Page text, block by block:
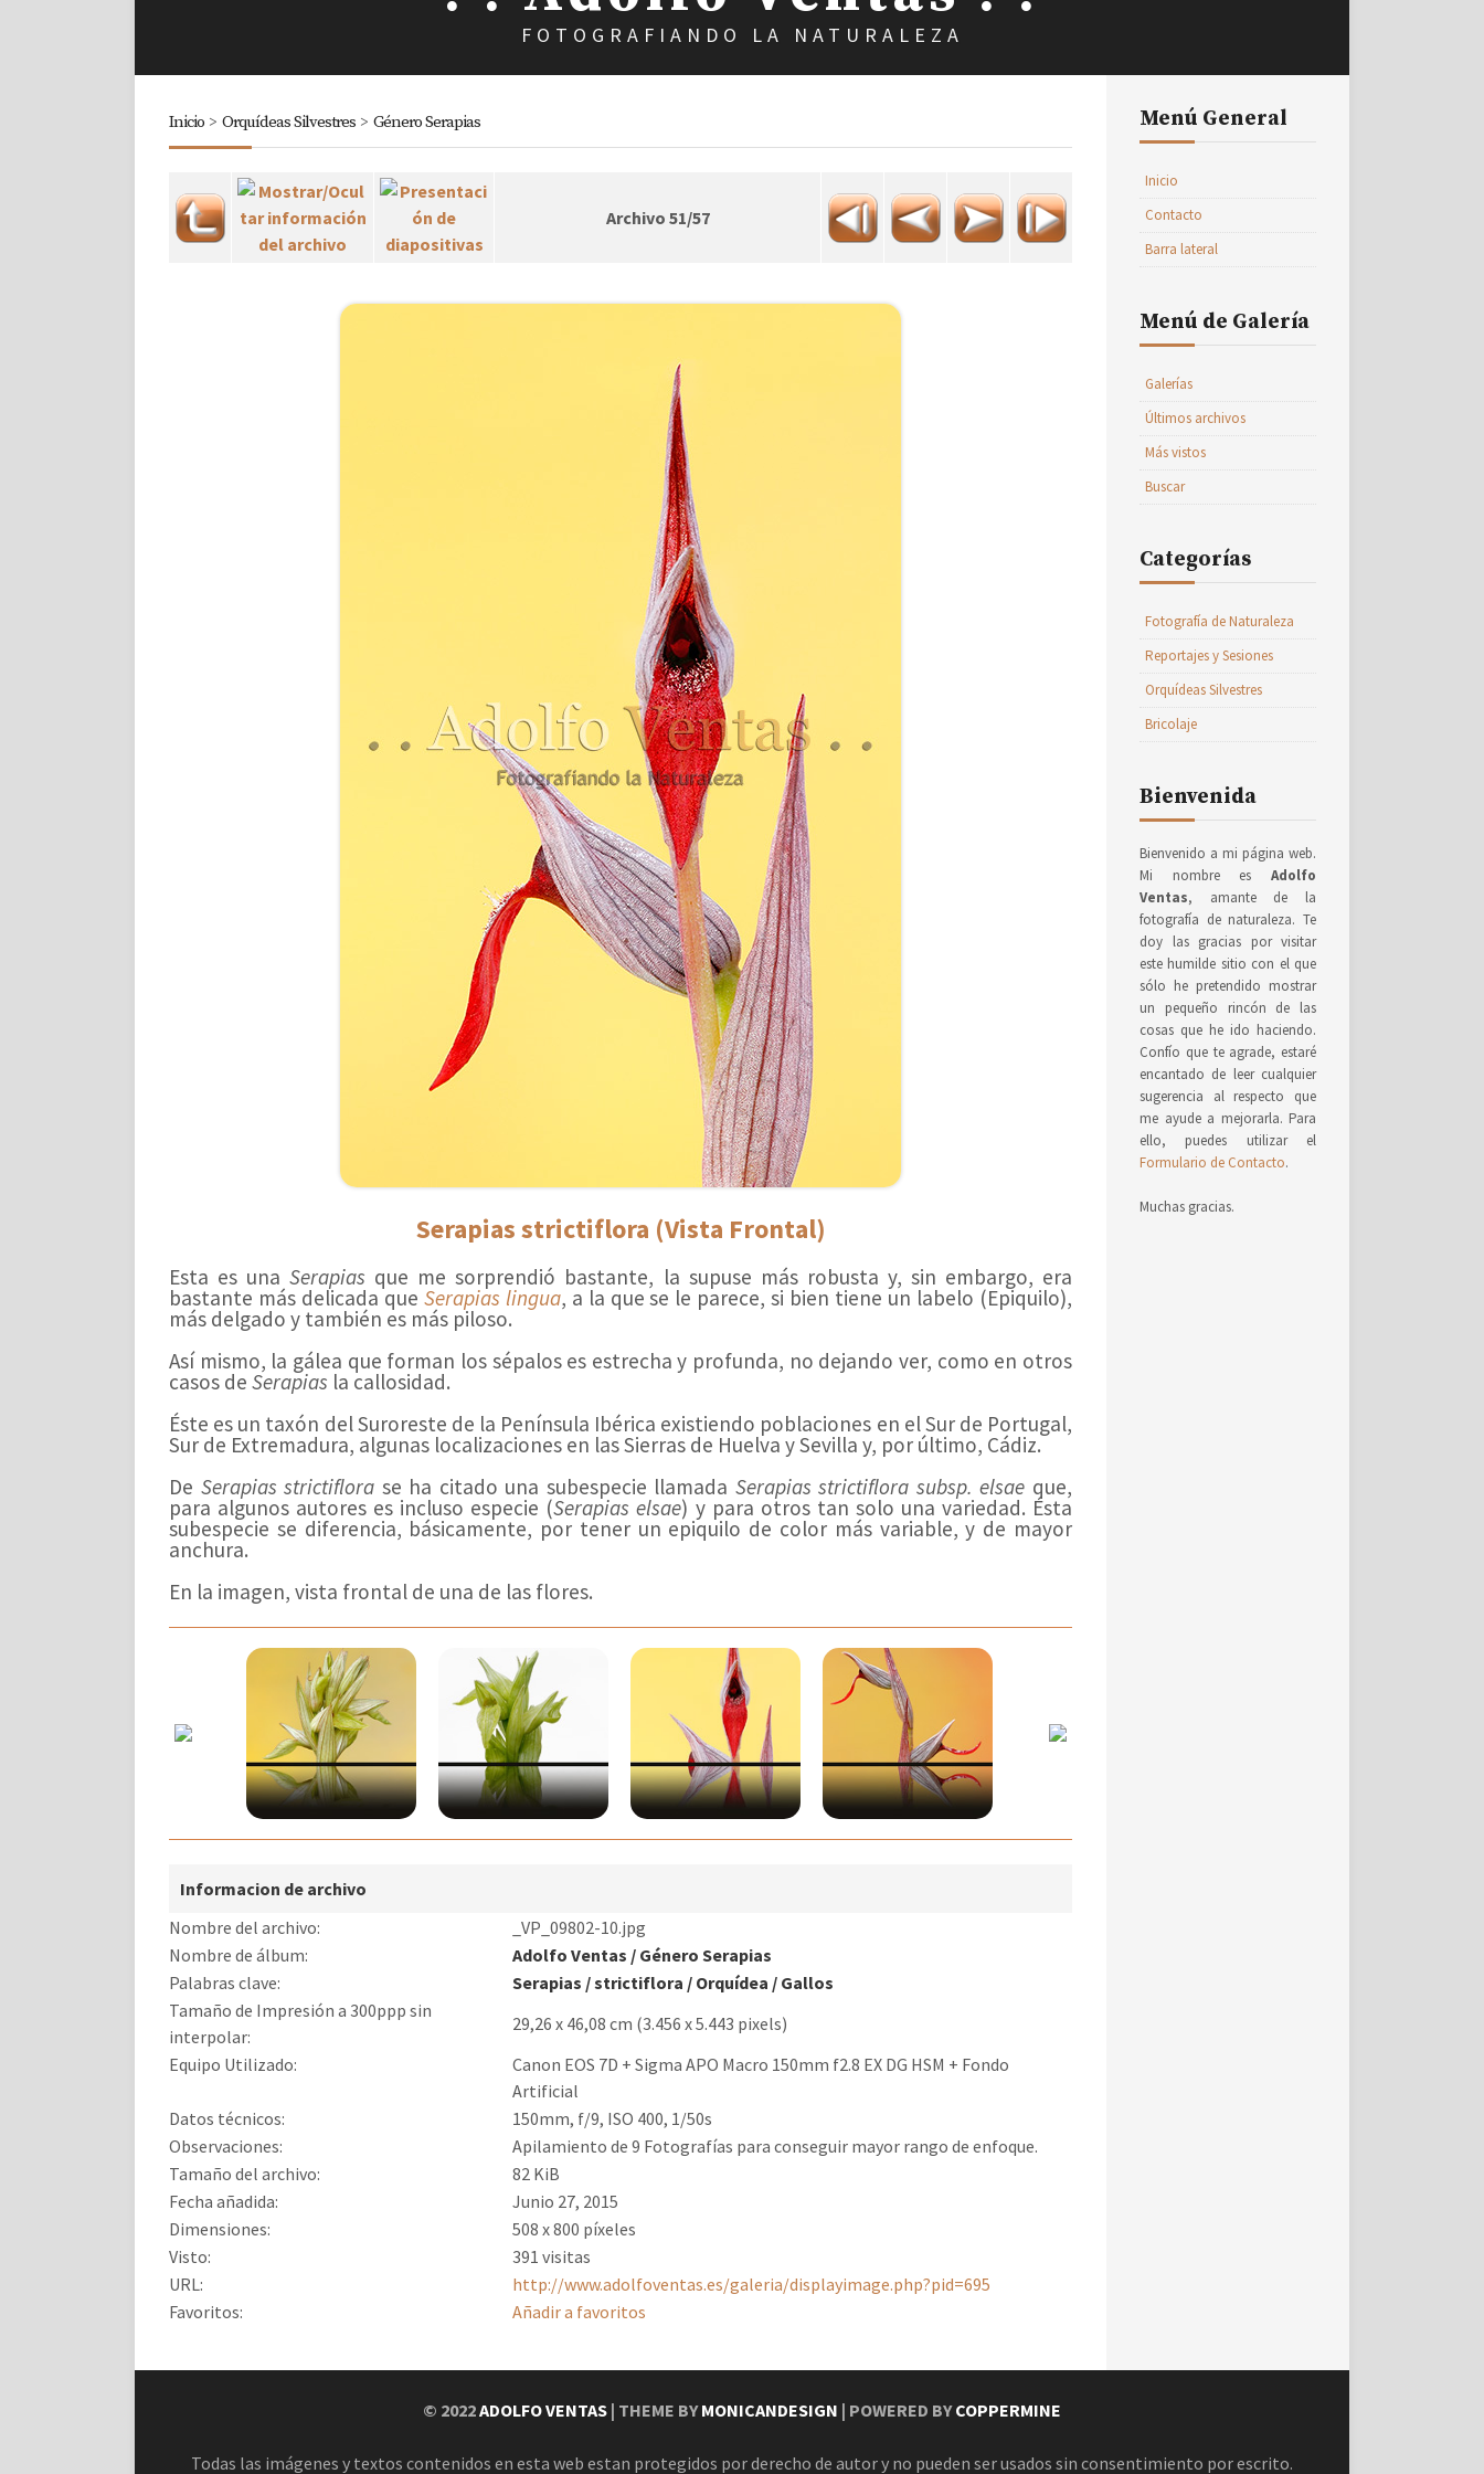
FOTOGRAFIANDO LA NATURALEZA
Inicio > Orquídeas Silvestres > Género Serapias
Archivo 51/57
Serapias strictiflora (Vista Frontal)
Esta es unaSerapias que me sorprendió bastante, la supuse más robusta y, sin embargo, era
bastante más delicada que Serapias lingua, a la que se le parece, si bien tiene un labelo (Epiquilo),
más delgado y también es más piloso.
Así mismo, la gálea que forman los sépalos es estrecha y profunda, no dejando ver, como en otros
casos de Serapias la callosidad.
Éste es un taxón del Suroreste de la Península Ibérica existiendo poblaciones en el Sur de Portugal,
Sur de Extremadura, algunas localizaciones en las Sierras de Huelva y Sevilla y, por último, Cádiz.
De Serapias strictiflora se ha citado una subespecie llamada Serapias strictiflora subsp. elsae que,
para algunos autores es incluso especie (Serapias elsae) y para otros tan solo una variedad. Ésta
subespecie se diferencia, básicamente, por tener un epiquilo de color más variable, y de mayor
anchura.
En la imagen, vista frontal de una de las flores.
Informacion de archivo
Nombre del archivo:
_VP_09802-10.jpg
Nombre de álbum:
Adolfo Ventas / Género Serapias
Palabras clave:
Serapias /strictiflora / Orquídea / Gallos
Tamaño de Impresión a 300ppp sin
interpolar:
29,26 x 46,08 cm (3.456 x 5.443 pixels)
Equipo Utilizado:
Canon EOS 7D + Sigma APO Macro 150mm f2.8 EX DG HSM + Fondo
Artificial
Datos técnicos:
150mm, f/9, ISO 400, 1/50s
Observaciones:
Apilamiento de 9 Fotografías para conseguir mayor rango de enfoque.
Tamaño del archivo:
82 KiB
Fecha añadida:
Junio 27, 2015
Dimensiones:
508 x 800 píxeles
Visto:
391 visitas
URL:
http://www.adolfoventas.es/galeria/displayimage.php?pid=695
Favoritos:
Añadir a favoritos
Menú General
Inicio
Contacto
Barra lateral
Menú de Galería
Galerías
Últimos archivos
Más vistos
Buscar
Categorías
Fotografía de Naturaleza
Reportajes y Sesiones
Orquídeas Silvestres
Bricolaje
Bienvenida
Bienvenido a mi página web.
Mi nombre es Adolfo
Ventas, amante de la
fotografía de naturaleza. Te
doy las gracias por visitar
este humilde sitio con el que
sólo he pretendido mostrar
un pequeño rincón de las
cosas que he ido haciendo.
Confío que te agrade, estaré
encantado de leer cualquier
sugerencia al respecto que
me ayude a mejorarla. Para
ello, puedes utilizar el
Formulario de Contacto.
Muchas gracias.
© 2022ADOLFO VENTAS | THEME BYMONICANDESIGN | POWERED BYCOPPERMINE
Todas las imágenes y textos contenidos en esta web estan protegidos por derecho de autor y no pueden ser usados sin consentimiento por escrito.